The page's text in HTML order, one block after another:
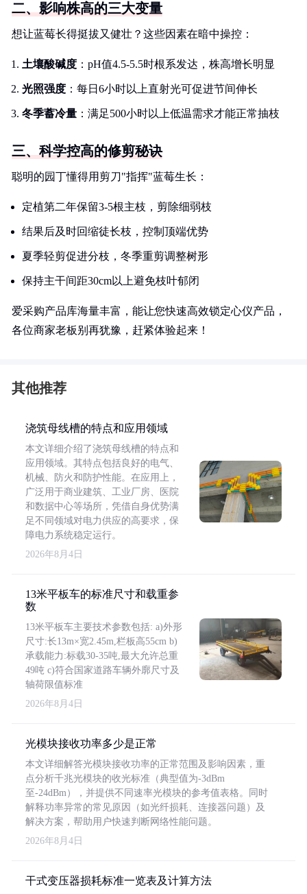
二、影响株高的三大变量
想让蓝莓长得挺拔又健壮？这些因素在暗中操控：
土壤酸碱度 ：pH值4.5-5.5时根系发达，株高增长明显
光照强度 ：每日6小时以上直射光可促进节间伸长
冬季蓄冷量 ：满足500小时以上低温需求才能正常抽枝
三、科学控高的修剪秘诀
聪明的园丁懂得用剪刀"指挥"蓝莓生长：
定植第二年保留3-5根主枝，剪除细弱枝
结果后及时回缩徒长枝，控制顶端优势
夏季轻剪促进分枝，冬季重剪调整树形
保持主干间距30cm以上避免枝叶郁闭
爱采购产品库海量丰富，能让您快速高效锁定心仪产品，
各位商家老板别再犹豫，赶紧体验起来！
其他推荐
浇筑母线槽的特点和应用领域
本文详细介绍了浇筑母线槽的特点和
应用领域。其特点包括良好的电气、
机械、防火和防护性能。在应用上，
广泛用于商业建筑、工业厂房、医院
和数据中心等场所，凭借自身优势满
足不同领域对电力供应的高要求，保
障电力系统稳定运行。
2026年8月4日
13米平板车的标准尺寸和载重参
数
13米平板车主要技术参数包括: a)外形
尺寸:长13m×宽2.45m,栏板高55cm b)
承载能力:标载30-35吨,最大允许总重
49吨 c)符合国家道路车辆外廓尺寸及
轴荷限值标准
2026年8月4日
光模块接收功率多少是正常
本文详细解答光模块接收功率的正常范围及影响因素，重
点分析千兆光模块的收光标准（典型值为-3dBm
至-24dBm），并提供不同速率光模块的参考值表格。同时
解释功率异常的常见原因（如光纤损耗、连接器问题）及
解决方案，帮助用户快速判断网络性能问题。
2026年8月4日
干式变压器损耗标准一览表及计算方法